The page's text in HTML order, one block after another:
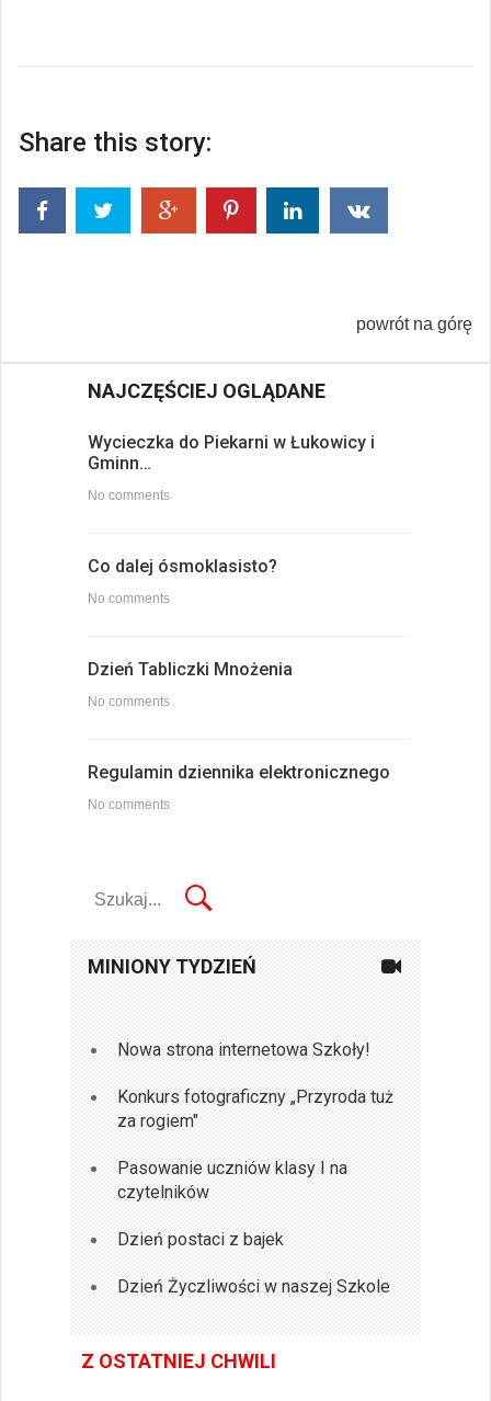
Share this story:
powrót na górę
NAJCZĘŚCIEJ OGLĄDANE
Wycieczka do Piekarni w Łukowicy i
Gminn…
No comments
Co dalej ósmoklasisto?
No comments
Dzień Tabliczki Mnożenia
No comments
Regulamin dziennika elektronicznego
No comments
MINIONY TYDZIEŃ
Nowa strona internetowa Szkoły!
Konkurs fotograficzny „Przyroda tuż
za rogiem"
Pasowanie uczniów klasy I na
czytelników
Dzień postaci z bajek
Dzień Życzliwości w naszej Szkole
Z OSTATNIEJ CHWILI